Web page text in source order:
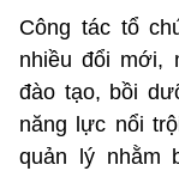
Công tác tổ
nhiều đổi mới,
đào tạo, bồi
năng lực nổi
quản lý nhằm